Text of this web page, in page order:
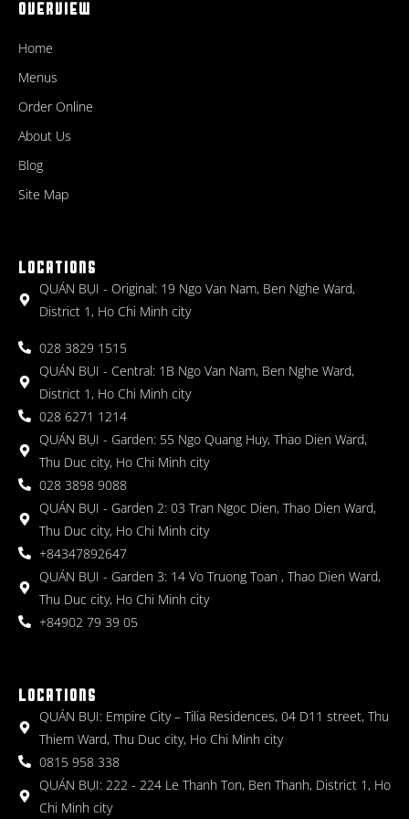
OVERVIEW
Home
Menus
Order Online
About Us
Blog
Site Map
LOCATIONS
QUÁN BỤI - Original: 19 Ngo Van Nam, Ben Nghe Ward,
District 1, Ho Chi Minh city
028 3829 1515
QUÁN BỤI - Central: 1B Ngo Van Nam, Ben Nghe Ward,
District 1, Ho Chi Minh city
028 6271 1214
QUÁN BỤI - Garden: 55 Ngo Quang Huy, Thao Dien Ward,
Thu Duc city, Ho Chi Minh city
028 3898 9088
QUÁN BỤI - Garden 2: 03 Tran Ngoc Dien, Thao Dien Ward,
Thu Duc city, Ho Chi Minh city
+84347892647
QUÁN BỤI - Garden 3: 14 Vo Truong Toan , Thao Dien Ward,
Thu Duc city, Ho Chi Minh city
+84902 79 39 05
LOCATIONS
QUÁN BỤI: Empire City – Tilia Residences, 04 D11 street, Thu
Thiem Ward, Thu Duc city, Ho Chi Minh city
0815 958 338
QUÁN BỤI: 222 - 224 Le Thanh Ton, Ben Thanh, District 1, Ho
Chi Minh city